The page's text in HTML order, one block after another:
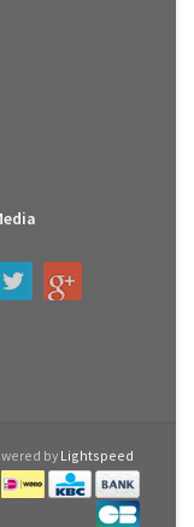
by Lightspeed